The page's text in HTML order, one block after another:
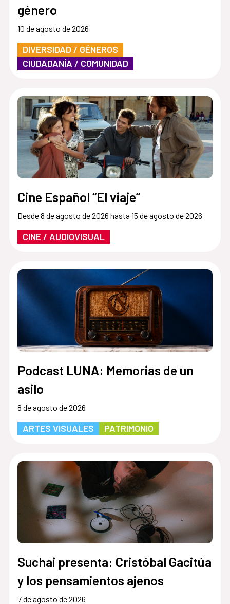
género
10 de agosto de 2026
DIVERSIDAD / GÉNEROS
CIUDADANÍA / COMUNIDAD
Cine Español “El viaje”
Desde 8 de agosto de 2026 hasta 15 de agosto de 2026
CINE / AUDIOVISUAL
Podcast LUNA: Memorias de un
asilo
8 de agosto de 2026
ARTES VISUALES PATRIMONIO
Suchai presenta: Cristóbal Gacitúa
y los pensamientos ajenos
7 de agosto de 2026